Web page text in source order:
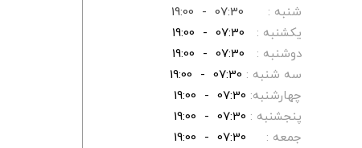
شنبه : 07:30 - 19:00
یکشنبه : 07:30 - 19:00
دوشنبه : 07:30 - 19:00
سه شنبه : 07:30 - 19:00
چهارشنبه: 07:30 - 19:00
پنجشنبه : 07:30 - 19:00
جمعه : 07:30 - 19:00